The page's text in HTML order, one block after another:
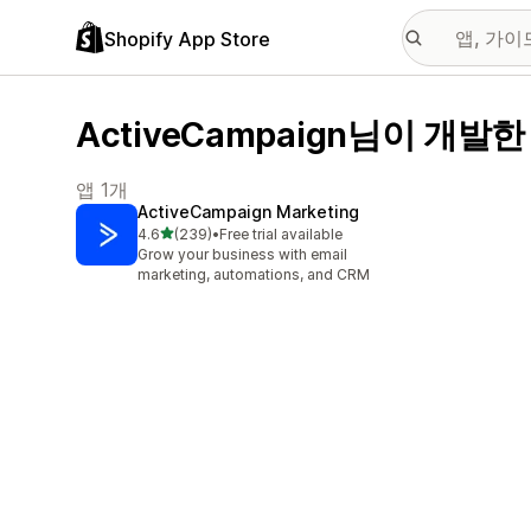
Shopify App Store
ActiveCampaign님이 개발한
앱 1개
ActiveCampaign Marketing
4.6별 5개 중
(239)
총 리뷰 239개
•Free trial available
Grow your business with email
marketing, automations, and CRM